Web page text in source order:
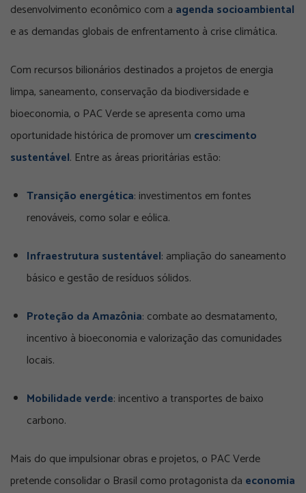
desenvolvimento econômico com a agenda socioambiental
e as demandas globais de enfrentamento à crise climática.
Com recursos bilionários destinados a projetos de energia
limpa, saneamento, conservação da biodiversidade e
bioeconomia, o PAC Verde se apresenta como uma
oportunidade histórica de promover um crescimento
sustentável. Entre as áreas prioritárias estão:
Transição energética: investimentos em fontes
renováveis, como solar e eólica.
Infraestrutura sustentável: ampliação do saneamento
básico e gestão de resíduos sólidos.
Proteção da Amazônia: combate ao desmatamento,
incentivo à bioeconomia e valorização das comunidades
locais.
Mobilidade verde: incentivo a transportes de baixo
carbono.
Mais do que impulsionar obras e projetos, o PAC Verde
pretende consolidar o Brasil como protagonista da economia